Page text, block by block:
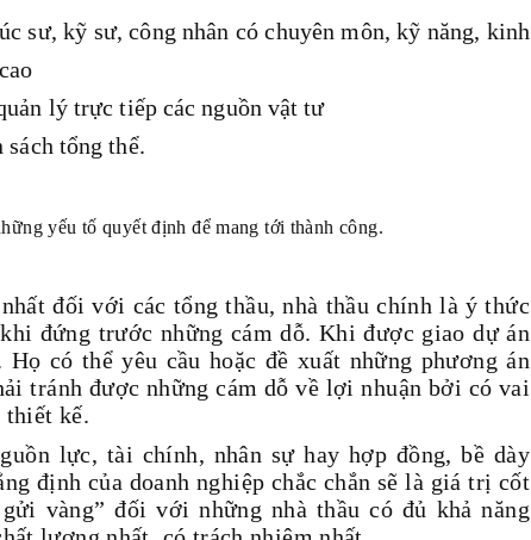
sư, kỹ sư, công nhân có chuyên môn, kỹ năng, kinh
lý trực tiếp các nguồn vật tư
tổng thể.
yếu tố quyết định để mang tới thành công.
đối với các tổng thầu, nhà thầu chính là ý thức
đứng trước những cám dỗ. Khi được giao dự án
có thể yêu cầu hoặc đề xuất những phương án
tránh được những cám dỗ về lợi nhuận bởi có vai
thiết kế.
lực, tài chính, nhân sự hay hợp đồng, bề dày
định của doanh nghiệp chắc chắn sẽ là giá trị cốt
vàng” đối với những nhà thầu có đủ khả năng